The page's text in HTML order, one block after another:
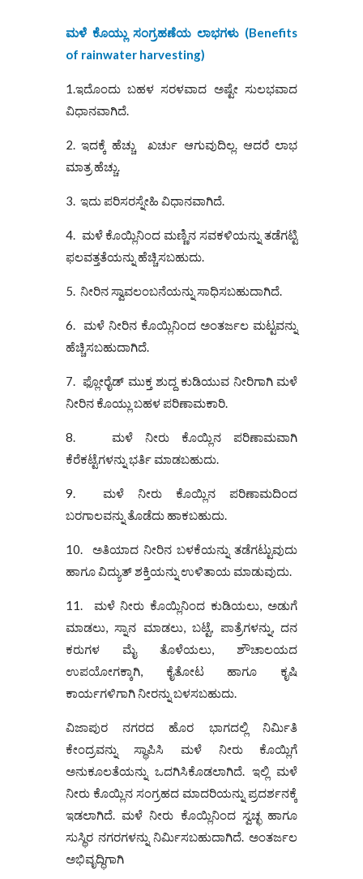
ಮಳೆ ಕೊಯ್ಲು ಸಂಗ್ರಹಣೆಯ ಲಾಭಗಳು (Benefits
of rainwater harvesting)
1.ಇದೊಂದು ಬಹಳ ಸರಳವಾದ ಅಷ್ಟೇ ಸುಲಭವಾದ
ವಿಧಾನವಾಗಿದೆ.
2. ಇದಕ್ಕೆ ಹೆಚ್ಚು ಖರ್ಚು ಆಗುವುದಿಲ್ಲ. ಆದರೆ ಲಾಭ
ಮಾತ್ರ ಹೆಚ್ಚು.
3. ಇದು ಪರಿಸರಸ್ನೇಹಿ ವಿಧಾನವಾಗಿದೆ.
4. ಮಳೆ ಕೊಯ್ಲಿನಿಂದ ಮಣ್ಣಿನ ಸವಕಳಿಯನ್ನು ತಡೆಗಟ್ಟಿ
ಫಲವತ್ತತೆಯನ್ನು ಹೆಚ್ಚಿಸಬಹುದು.
5. ನೀರಿನ ಸ್ವಾವಲಂಬನೆಯನ್ನು ಸಾಧಿಸಬಹುದಾಗಿದೆ.
6. ಮಳೆ ನೀರಿನ ಕೊಯ್ಲಿನಿಂದ ಅಂತರ್ಜಲ ಮಟ್ಟವನ್ನು
ಹೆಚ್ಚಿಸಬಹುದಾಗಿದೆ.
7. ಫ್ಲೋರೈಡ್ ಮುಕ್ತ ಶುದ್ದ ಕುಡಿಯುವ ನೀರಿಗಾಗಿ ಮಳೆ
ನೀರಿನ ಕೊಯ್ಲು ಬಹಳ ಪರಿಣಾಮಕಾರಿ.
8. ಮಳೆ ನೀರು ಕೊಯ್ಲಿನ ಪರಿಣಾಮವಾಗಿ
ಕೆರೆಕಟ್ಟೆಗಳನ್ನು ಭರ್ತಿ ಮಾಡಬಹುದು.
9. ಮಳೆ ನೀರು ಕೊಯ್ಲಿನ ಪರಿಣಾಮದಿಂದ
ಬರಗಾಲವನ್ನು ತೊಡೆದು ಹಾಕಬಹುದು.
10. ಅತಿಯಾದ ನೀರಿನ ಬಳಕೆಯನ್ನು ತಡೆಗಟ್ಟುವುದು
ಹಾಗೂ ವಿದ್ಯುತ್ ಶಕ್ತಿಯನ್ನು ಉಳಿತಾಯ ಮಾಡುವುದು.
11. ಮಳೆ ನೀರು ಕೊಯ್ಲಿನಿಂದ ಕುಡಿಯಲು, ಅಡುಗೆ
ಮಾಡಲು, ಸ್ನಾನ ಮಾಡಲು, ಬಟ್ಟೆ, ಪಾತ್ರೆಗಳನ್ನು, ದನ
ಕರುಗಳ ಮೈ ತೊಳೆಯಲು, ಶೌಚಾಲಯದ
ಉಪಯೋಗಕ್ಕಾಗಿ, ಕೈತೋಟ ಹಾಗೂ ಕೃಷಿ
ಕಾರ್ಯಗಳಿಗಾಗಿ ನೀರನ್ನು ಬಳಸಬಹುದು.
ವಿಜಾಪುರ ನಗರದ ಹೊರ ಭಾಗದಲ್ಲಿ ನಿರ್ಮಿತಿ
ಕೇಂದ್ರವನ್ನು ಸ್ಥಾಪಿಸಿ ಮಳೆ ನೀರು ಕೊಯ್ಲಿಗೆ
ಅನುಕೂಲತೆಯನ್ನು ಒದಗಿಸಿಕೊಡಲಾಗಿದೆ. ಇಲ್ಲಿ ಮಳೆ
ನೀರು ಕೊಯ್ಲಿನ ಸಂಗ್ರಹದ ಮಾದರಿಯನ್ನು ಪ್ರದರ್ಶನಕ್ಕೆ
ಇಡಲಾಗಿದೆ. ಮಳೆ ನೀರು ಕೊಯ್ಲಿನಿಂದ ಸ್ವಚ್ಛ ಹಾಗೂ
ಸುಸ್ಥಿರ ನಗರಗಳನ್ನು ನಿರ್ಮಿಸಬಹುದಾಗಿದೆ. ಅಂತರ್ಜಲ
ಅಭಿವೃದ್ಧಿಗಾಗಿ